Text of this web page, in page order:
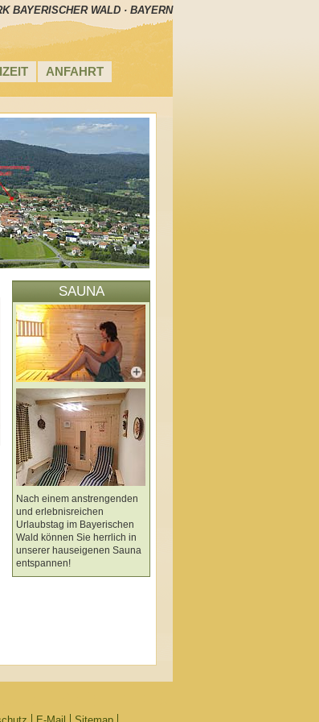
BAYERISCHER WALD · BAYERN
ANFAHRT
SAUNA
Nach einem anstrengenden
und erlebnisreichen
Urlaubstag im Bayerischen
Wald können Sie herrlich in
unserer hauseigenen Sauna
entspannen!